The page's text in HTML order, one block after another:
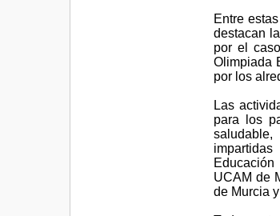
Entre
destacan
por el
Olimpiada
por los
Las
para los
UCAM de
de Murcia